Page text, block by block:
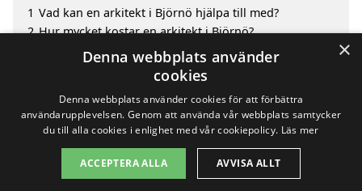
1 Vad kan en arkitekt i Björnö hjälpa till med?
2 Hur mycket kostar en arkitekt i Björnö?
Fördelar med att välja arkitekt i Björnö
Sök efter en skicklig arkitekt i de omgivande städerna
Copyright 2026 - Pilanto Aps
×
Denna webbplats använder
cookies
Denna webbplats använder cookies för att förbättra
användarupplevelsen. Genom att använda vår webbplats samtycker
du till alla cookies i enlighet med vår cookiepolicy. Läs mer
ACCEPTERA ALLA AVVISA ALLT